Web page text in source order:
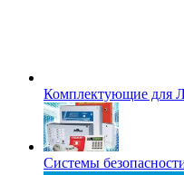
Комплектующие для
Системы